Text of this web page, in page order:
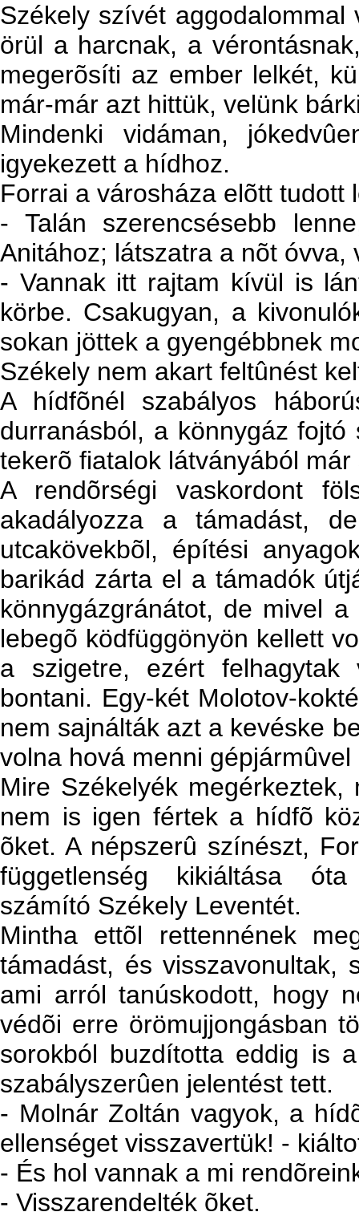
Székely szívét
örül a harcnak, a
megerõsíti az ember lelkét,
már-már azt hittük, velünk
Mindenki vidáman,
igyekezett a hídhoz.
Forrai a városháza elõtt tudott
- Talán szerencsésebb
Anitához; látszatra a nõt
- Vannak itt rajtam kívül is
körbe. Csakugyan, a
sokan jöttek a gyengébbnek
Székely nem akart feltûnést
A hídfõnél szabályos
durranásból, a könnygáz
tekerõ fiatalok látványából
A rendõrségi vaskordont
akadályozza a támadást,
utcakövekbõl, építési
barikád zárta el a támadók
könnygázgránátot, de mivel
lebegõ ködfüggönyön kellett
a szigetre, ezért felhagytak
bontani. Egy-két Molotov-
nem sajnálták azt a kevéske
volna hová menni
Mire Székelyék
nem is igen fértek a hídfõ
õket. A népszerû színészt,
függetlenség kikiáltása óta
számító Székely Leventét.
Mintha ettõl rettennének
támadást, és
ami arról tanúskodott, hogy
védõi erre örömujjongásban
sorokból buzdította eddig is
szabályszerûen jelentést tett.
- Molnár Zoltán vagyok, a
ellenséget visszavertük! -
- És hol vannak a mi
- Visszarendelték õket.